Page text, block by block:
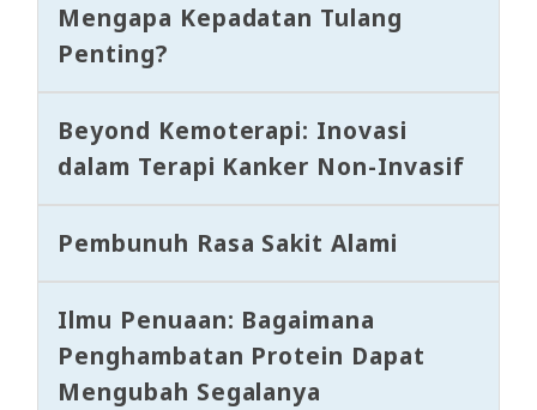
Mengapa Kepadatan Tulang
Penting?
Beyond Kemoterapi: Inovasi
dalam Terapi Kanker Non-Invasif
Pembunuh Rasa Sakit Alami
Ilmu Penuaan: Bagaimana
Penghambatan Protein Dapat
Mengubah Segalanya